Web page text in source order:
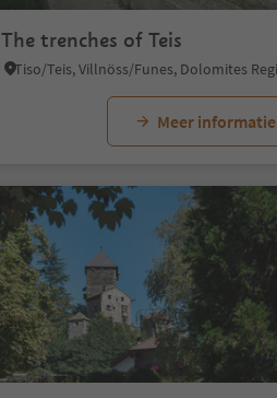
The trenches of Teis
Meer informatie